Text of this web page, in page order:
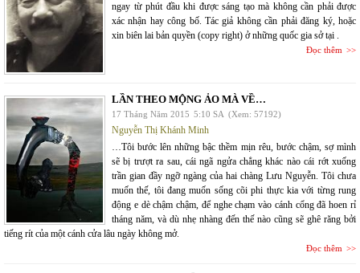
ngay từ phút đầu khi được sáng tạo mà không cần phải được
xác nhận hay công bố. Tác giả không cần phải đăng ký, hoặc
xin biên lai bản quyền (copy right) ở những quốc gia sở tại .
Đọc thêm
LẦN THEO MỘNG ẢO MÀ VỀ…
17 Tháng Năm 2015 5:10 SA (Xem: 57192)
Nguyễn Thị Khánh Minh
…Tôi bước lên những bậc thềm mịn rêu, bước chậm, sợ mình
sẽ bị trượt ra sau, cái ngã ngửa chẳng khác nào cái rớt xuống
trần gian đầy ngỡ ngàng của hai chàng Lưu Nguyễn. Tôi chưa
muốn thế, tôi đang muốn sống cõi phi thực kia với từng rung
động e dè chậm chậm, để nghe chạm vào cánh cổng đã hoen rỉ
tháng năm, và dù nhẹ nhàng đến thế nào cũng sẽ ghê răng bởi
tiếng rít của một cánh cửa lâu ngày không mở.
Đọc thêm